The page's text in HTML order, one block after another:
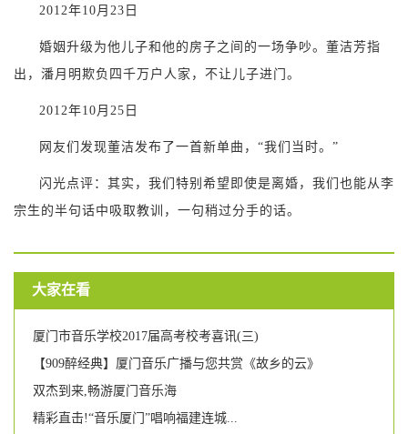
2012年10月23日
婚姻升级为他儿子和他的房子之间的一场争吵。董洁芳指
出，潘月明欺负四千万户人家，不让儿子进门。
2012年10月25日
网友们发现董洁发布了一首新单曲，“我们当时。”
闪光点评：其实，我们特别希望即使是离婚，我们也能从李
宗生的半句话中吸取教训，一句稍过分手的话。
大家在看
厦门市音乐学校2017届高考校考喜讯(三)
【909醉经典】厦门音乐广播与您共赏《故乡的云》
双杰到来,畅游厦门音乐海
精彩直击!“音乐厦门”唱响福建连城...